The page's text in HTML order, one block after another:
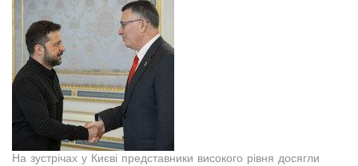
На зустрічах у Києві представники високого рівня досягли